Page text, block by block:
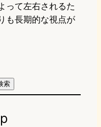
って左右されるた
も長期的な視点が
索